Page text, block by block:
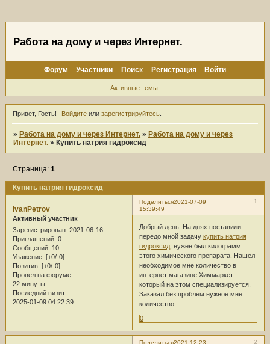
Работа на дому и через Интернет.
Форум Участники Поиск Регистрация Войти
Активные темы
Привет, Гость! Войдите илизарегистрируйтесь
» Работа на дому и через Интернет. » Работа на дому и через
Интернет. » Купить натрия гидроксид
Купить натрия гидроксид
Страница:1
Поделиться 1
2021-07-09
15:39:49
IvanPetrov
Активный участник
Зарегистрирован: 2021-06-16
Приглашений: 0
Сообщений: 10
Уважение: [+0/-0]
Позитив: [+0/-0]
Провел на форуме:
22 минуты
Последний визит:
2025-01-09 04:22:39
Добрый день. На днях поставили
передо мной задачу купить натрия
гидроксид, нужен был килограмм
этого химического препарата. Нашел
необходимое мне количество в
интернет магазине Химмаркет
который на этом специализируется.
Заказал без проблем нужное мне
количество.
0
2